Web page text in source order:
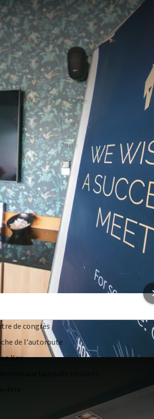
une configuration fixe et une grande table
les technologies modernes et peut accueillir
Théâtre
-
Gala
-
Carré
-
SALLE
de la salle
blanc
professionnel
café & thé
de congrès
de l'autoroute
Key